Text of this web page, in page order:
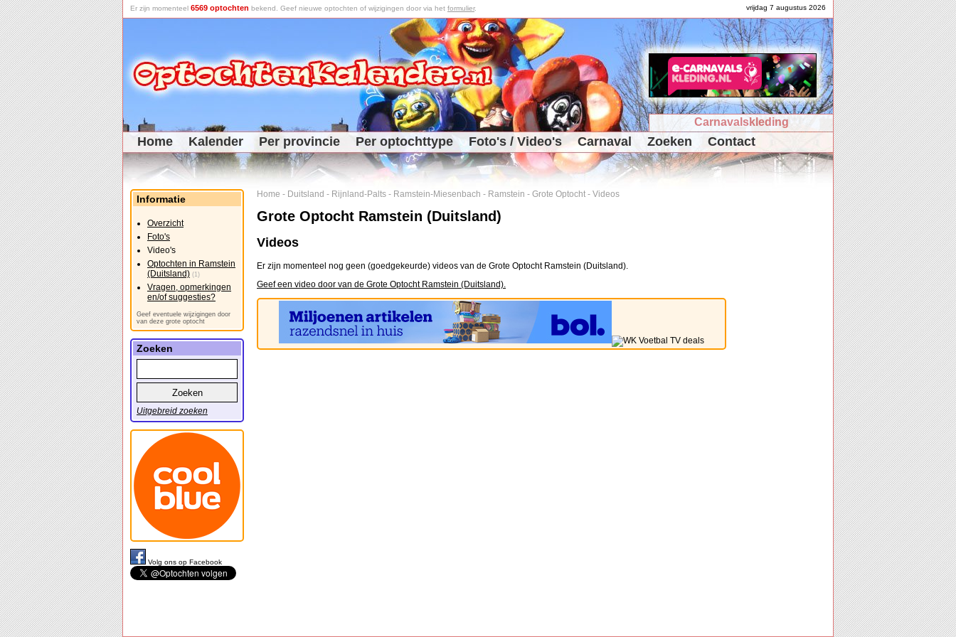
vrijdag 7 augustus 2026
Er zijn momenteel 6569 optochten bekend. Geef nieuwe optochten of wijzigingen door via het formulier.
Carnavalskleding
Home Kalender Per provincie Per optochttype Foto's / Video's Carnaval Zoeken Contact
Home - Duitsland - Rijnland-Palts - Ramstein-Miesenbach - Ramstein - Grote Optocht - Videos
Grote Optocht Ramstein (Duitsland)
Videos
Er zijn momenteel nog geen (goedgekeurde) videos van de Grote Optocht Ramstein (Duitsland).
Geef een video door van de Grote Optocht Ramstein (Duitsland).
Informatie
Overzicht
Foto's
Video's
Optochten in Ramstein
(Duitsland) (1)
Vragen, opmerkingen
en/of suggesties?
Geef eventuele wijzigingen door
van deze grote optocht
Zoeken
Uitgebreid zoeken
Volg ons op Facebook